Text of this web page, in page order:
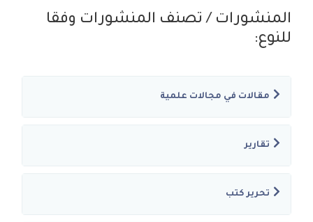
المنشورات / تصنف المنشورات وفقا
للنوع:
مقالات في مجالات علمية
تقارير
تحرير كتب